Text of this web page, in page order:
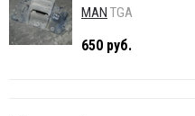
MAN TGA
650 руб.